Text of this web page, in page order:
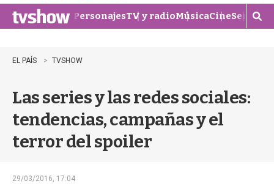
n
u
PersonajesTV y radioMúsicaCineSeries
M
o
EL PAÍS TVSHOW
Las series y las redes sociales:
tendencias, campañas y el
terror del spoiler
29/03/2016, 17:04